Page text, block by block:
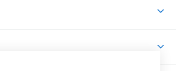
roku
údajů studentů